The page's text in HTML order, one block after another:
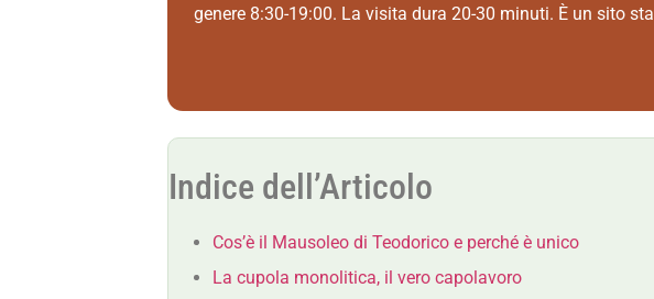
genere 8:30-19:00. La visita dura 20-30 minuti. È un sito
Indice dell’Articolo
Cos’è il Mausoleo di Teodorico e perché è unico
La cupola monolitica, il vero capolavoro